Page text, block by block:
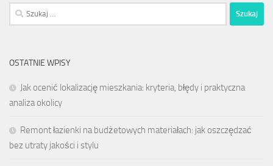
Szukaj:
OSTATNIE WPISY
Jak ocenić lokalizację mieszkania: kryteria, błędy i praktyczna
analiza okolicy
Remont łazienki na budżetowych materiałach: jak oszczędzać
bez utraty jakości i stylu